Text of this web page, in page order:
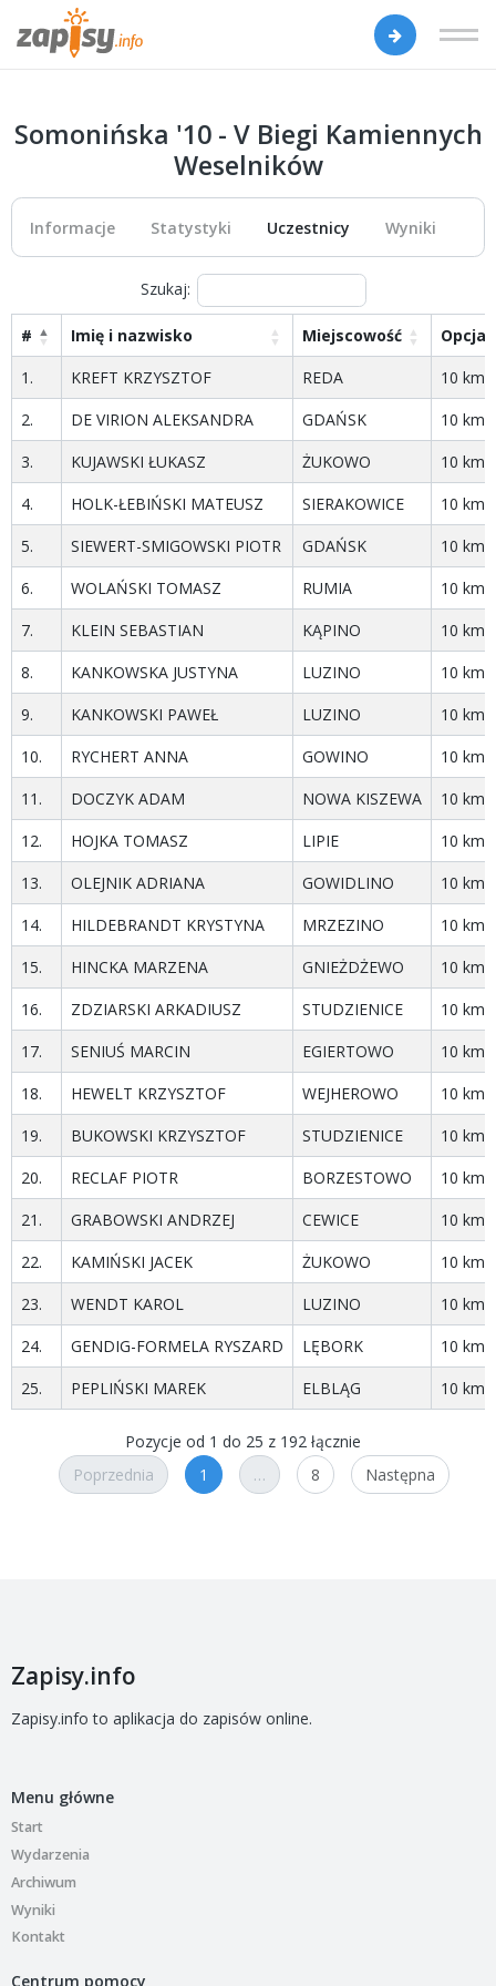
Somonińska '10 - V Biegi Kamiennych
Weselników
Informacje Statystyki Uczestnicy Wyniki
Szukaj:
# Imię i nazwisko Miejscowość
Opcja
1.
KREFT KRZYSZTOF REDA
10 km
2.
DE VIRION ALEKSANDRA GDAŃSK
10 km
3.
KUJAWSKI ŁUKASZ ŻUKOWO
10 km
4.
HOLK-ŁEBIŃSKI MATEUSZ SIERAKOWICE
10 km
5.
SIEWERT-SMIGOWSKI PIOTR GDAŃSK
10 km
6.
WOLAŃSKI TOMASZ RUMIA
10 km
7.
KLEIN SEBASTIAN KĄPINO
10 km
8.
KANKOWSKA JUSTYNA LUZINO
10 km
9.
KANKOWSKI PAWEŁ LUZINO
10 km
10.
RYCHERT ANNA GOWINO
10 km
11.
DOCZYK ADAM NOWA KISZEWA
10 km
12.
HOJKA TOMASZ LIPIE
10 km
13.
OLEJNIK ADRIANA GOWIDLINO
10 km
14.
HILDEBRANDT KRYSTYNA MRZEZINO
10 km
15.
HINCKA MARZENA GNIEŻDŻEWO
10 km
16.
ZDZIARSKI ARKADIUSZ STUDZIENICE
10 km
17.
SENIUŚ MARCIN EGIERTOWO
10 km
18.
HEWELT KRZYSZTOF WEJHEROWO
10 km
19.
BUKOWSKI KRZYSZTOF STUDZIENICE
10 km
20.
RECLAF PIOTR BORZESTOWO
10 km
21.
GRABOWSKI ANDRZEJ CEWICE
10 km
22.
KAMIŃSKI JACEK ŻUKOWO
10 km
23.
WENDT KAROL LUZINO
10 km
24.
GENDIG-FORMELA RYSZARD LĘBORK
10 km
25.
PEPLIŃSKI MAREK ELBLĄG 10 km
Pozycje od 1 do 25 z 192 łącznie
Poprzednia
1 … 8 Następna
Zapisy.info
Zapisy.info to aplikacja do zapisów online.
Menu główne
Start
Wydarzenia
Archiwum
Wyniki
Kontakt
Centrum pomocy